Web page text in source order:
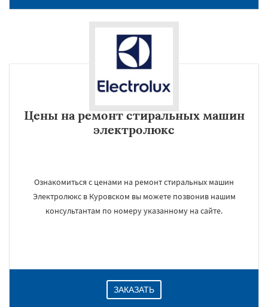
Цены на ремонт стиральных машин
электролюкс
Ознакомиться с ценами на ремонт стиральных машин
Электролюкс в Куровском вы можете позвонив нашим
консультантам по номеру указанному на сайте.
ЗАКАЗАТЬ